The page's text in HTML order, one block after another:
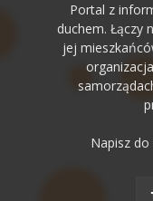
Portal z
duchem. Łączy
jej
Napisz